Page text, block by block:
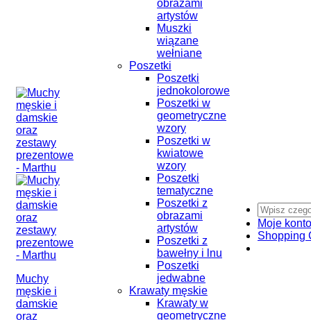
Muchy
męskie i
damskie
oraz
obrazami
artystów
Muszki
wiązane
wełniane
Poszetki
Poszetki
jednokolorowe
Poszetki w
geometryczne
wzory
Poszetki w
kwiatowe
wzory
Poszetki
tematyczne
Poszetki z
obrazami
artystów
Poszetki z
bawełny i lnu
Poszetki
jedwabne
Krawaty męskie
Krawaty w
geometryczne
Moje konto
Shopping